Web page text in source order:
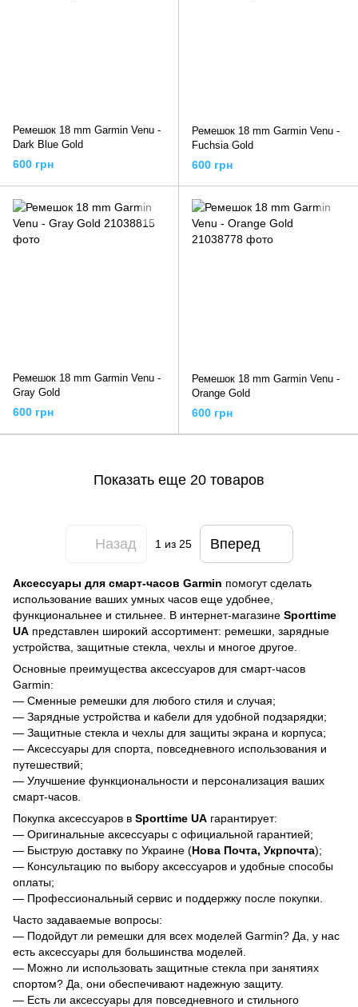
Ремешок 18 mm Garmin Venu -
Dark Blue Gold
600 грн
Ремешок 18 mm Garmin Venu -
Fuchsia Gold
600 грн
Ремешок 18 mm Garmin Venu -
Gray Gold
600 грн
Ремешок 18 mm Garmin Venu -
Orange Gold
600 грн
Показать еще 20 товаров
Назад 1из 25 Вперед
Аксессуары для смарт-часов Garmin помогут сделать
использование ваших умных часов еще удобнее,
функциональнее и стильнее. В интернет-магазине Sporttime
UA представлен широкий ассортимент: ремешки, зарядные
устройства, защитные стекла, чехлы и многое другое.
Основные преимущества аксессуаров для смарт-часов
Garmin:
— Сменные ремешки для любого стиля и случая;
— Зарядные устройства и кабели для удобной подзарядки;
— Защитные стекла и чехлы для защиты экрана и корпуса;
— Аксессуары для спорта, повседневного использования и
путешествий;
— Улучшение функциональности и персонализация ваших
смарт-часов.
Покупка аксессуаров в Sporttime UA гарантирует:
— Оригинальные аксессуары с официальной гарантией;
— Быструю доставку по Украине (Нова Почта, Укрпочта);
— Консультацию по выбору аксессуаров и удобные способы
оплаты;
— Профессиональный сервис и поддержку после покупки.
Часто задаваемые вопросы:
— Подойдут ли ремешки для всех моделей Garmin? Да, у нас
есть аксессуары для большинства моделей.
— Можно ли использовать защитные стекла при занятиях
спортом? Да, они обеспечивают надежную защиту.
— Есть ли аксессуары для повседневного и стильного